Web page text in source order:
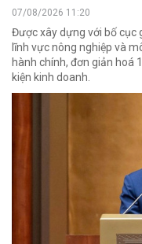
07/08/2026 11:20
Được xây dựng với bố cục
lĩnh vực nông nghiệp và
hành chính, đơn giản hoá
kiện kinh doanh.